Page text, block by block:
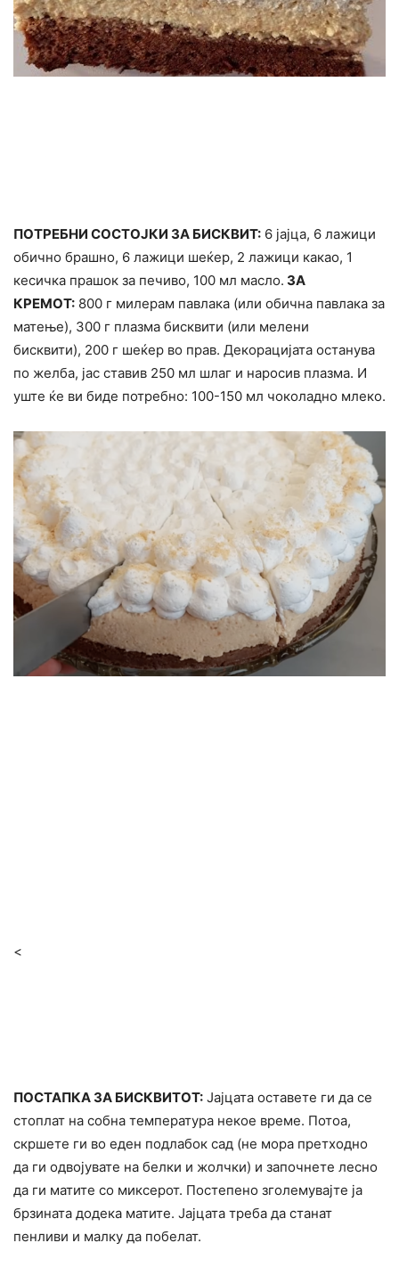
ПОТРЕБНИ СОСТОЈКИ ЗА БИСКВИТ: 6 јајца, 6 лажици
обично брашно, 6 лажици шеќер, 2 лажици какао, 1
кесичка прашок за печиво, 100 мл масло. ЗА
КРЕМОТ: 800 г милерам павлака (или обична павлака за
матење), 300 г плазма бисквити (или мелени
бисквити), 200 г шеќер во прав. Декорацијата останува
по желба, јас ставив 250 мл шлаг и наросив плазма. И
уште ќе ви биде потребно: 100-150 мл чоколадно млеко.
<
ПОСТАПКА ЗА БИСКВИТОТ: Јајцата оставете ги да се
стоплат на собна температура некое време. Потоа,
скршете ги во еден подлабок сад (не мора претходно
да ги одвојувате на белки и жолчки) и започнете лесно
да ги матите со миксерот. Постепено зголемувајте ја
брзината додека матите. Јајцата треба да станат
пенливи и малку да побелат.